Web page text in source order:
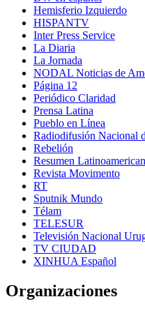
Hemisferio Izquierdo
HISPANTV
Inter Press Service
La Diaria
La Jornada
NODAL Noticias de
Página 12
Periódico Claridad
Prensa Latina
Pueblo en Línea
Radiodifusión Nacional
Rebelión
Resumen
Revista Movimento
RT
Sputnik Mundo
Télam
TELESUR
Televisión Nacional
TV CIUDAD
XINHUA Español
Organizaciones